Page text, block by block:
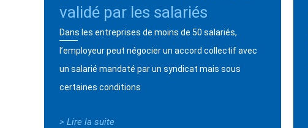
validé par les salariés
Dans les entreprises de moins de 50 salariés,
l’employeur peut négocier un accord collectif avec
un salarié mandaté par un syndicat mais sous
certaines conditions
> Lire la suite